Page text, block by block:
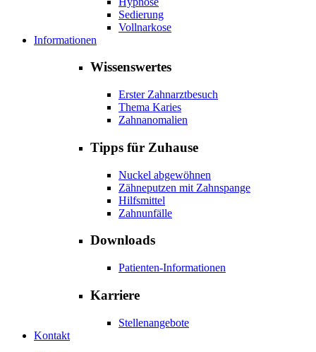
Sedierung
Vollnarkose
Informationen
Wissenswertes
Erster Zahnarztbesuch
Thema Karies
Zahnanomalien
Tipps für Zuhause
Nuckel abgewöhnen
Zähneputzen mit Zahnspange
Hilfsmittel
Zahnunfälle
Downloads
Patienten-Informationen
Karriere
Stellenangebote
Kontakt